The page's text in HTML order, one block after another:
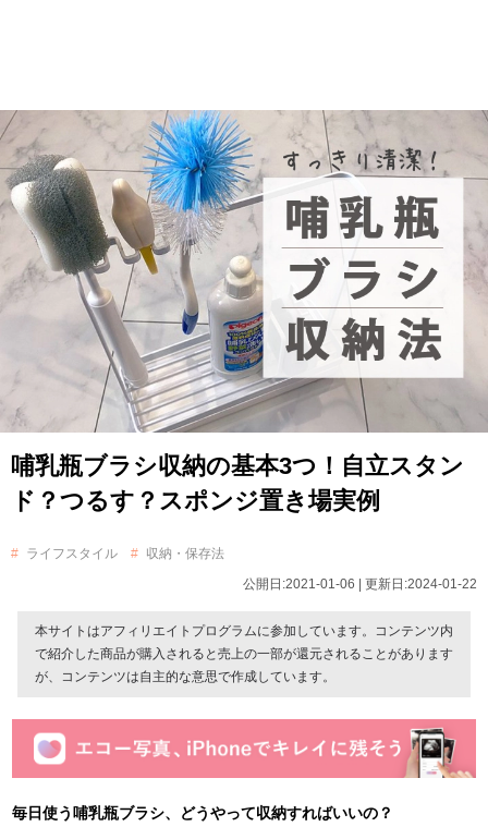
哺乳瓶ブラシ収納の基本3つ！自立スタン
ド？つるす？スポンジ置き場実例
ライフスタイル
収納・保存法
公開日:2021-01-06 | 更新日:2024-01-22
本サイトはアフィリエイトプログラムに参加しています。コンテンツ内
で紹介した商品が購入されると売上の一部が還元されることがあります
が、コンテンツは自主的な意思で作成しています。
毎日使う哺乳瓶ブラシ、どうやって収納すればいいの？